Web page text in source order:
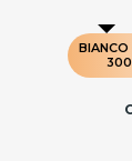
BIANCO